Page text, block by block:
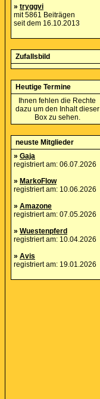
» tryggvi
mit 5861 Beiträgen
seit dem 16.10.2013
Zufallsbild
Heutige Termine
Ihnen fehlen die Rechte
dazu um den Inhalt dieser
Box zu sehen.
neuste Mitglieder
» Gaja
registriert am: 06.07.2026
» MarkoFlow
registriert am: 10.06.2026
» Amazone
registriert am: 07.05.2026
» Wuestenpferd
registriert am: 10.04.2026
» Avis
registriert am: 19.01.2026